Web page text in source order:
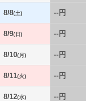
8/8(土) --円
8/9(日) --円
8/10(月) --円
8/11(火) --円
8/12(水) --円